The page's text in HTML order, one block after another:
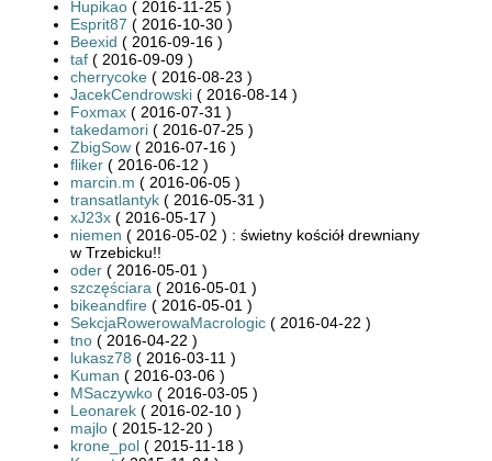
Hupikao ( 2016-11-25 )
Esprit87 ( 2016-10-30 )
Beexid ( 2016-09-16 )
taf ( 2016-09-09 )
cherrycoke ( 2016-08-23 )
JacekCendrowski ( 2016-08-14 )
Foxmax ( 2016-07-31 )
takedamori ( 2016-07-25 )
ZbigSow ( 2016-07-16 )
fliker ( 2016-06-12 )
marcin.m ( 2016-06-05 )
transatlantyk ( 2016-05-31 )
xJ23x ( 2016-05-17 )
niemen ( 2016-05-02 ) : świetny kościół drewniany
w Trzebicku!!
oder ( 2016-05-01 )
szczęściara ( 2016-05-01 )
bikeandfire ( 2016-05-01 )
SekcjaRowerowaMacrologic ( 2016-04-22 )
tno ( 2016-04-22 )
lukasz78 ( 2016-03-11 )
Kuman ( 2016-03-06 )
MSaczywko ( 2016-03-05 )
Leonarek ( 2016-02-10 )
majlo ( 2015-12-20 )
krone_pol ( 2015-11-18 )